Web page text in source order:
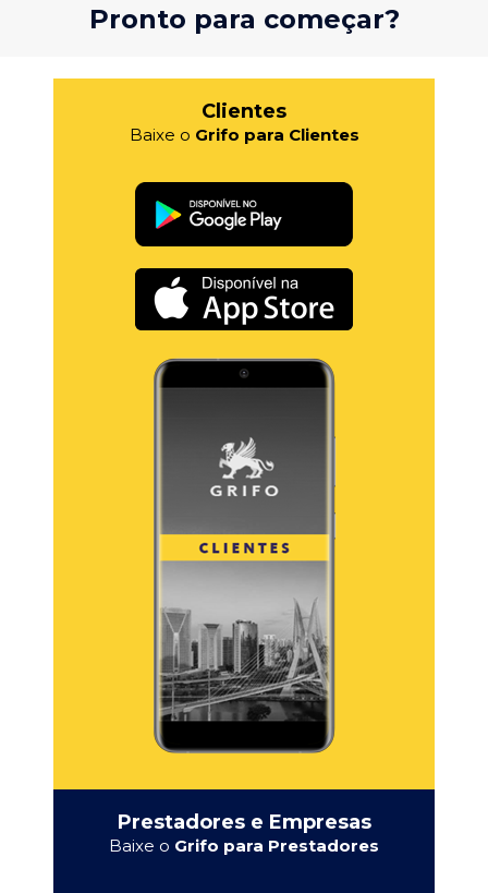
Pronto para começar?
Clientes
Baixe o Grifo para Clientes
Prestadores e Empresas
Baixe o Grifo para Prestadores